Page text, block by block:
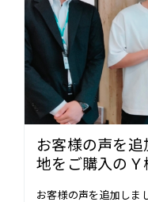
お客様の声を追
地をご購入のＹ
お客様の声を追加しま